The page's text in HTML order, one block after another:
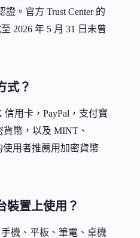
證。官方 Trust Center 的
2026 年 5 月 31 日未曾
式？
信用卡，PayPal，支付寶
幣，以及 MINT、
使用者推薦用加密貨幣
裝置上使用？
機、平板、筆電、桌機